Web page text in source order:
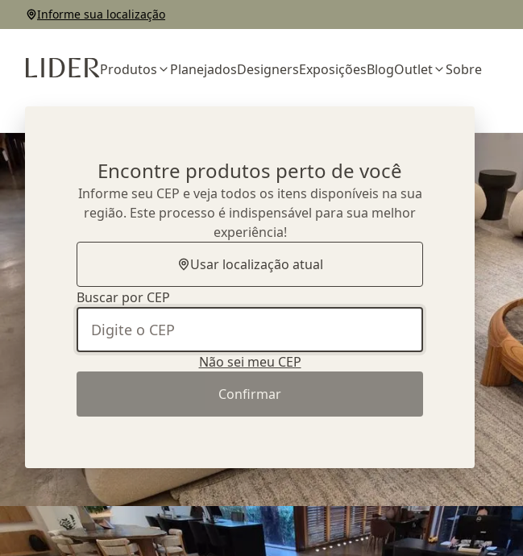
Informe sua localização
Produtos PlanejadosDesignersExposiçõesBlogOutlet Sobre
Encontre produtos perto de você
Informe seu CEP e veja todos os itens disponíveis na sua
região. Este processo é indispensável para sua melhor
experiência!
Usar localização atual
Buscar por CEP
Não sei meu CEP
Confirmar